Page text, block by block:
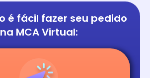
é fácil fazer seu pedido
na MCA Virtual: